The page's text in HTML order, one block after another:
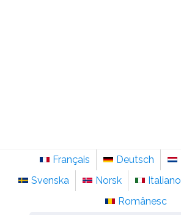
Français Deutsch
Svenska
Norsk Italiano
Românesc